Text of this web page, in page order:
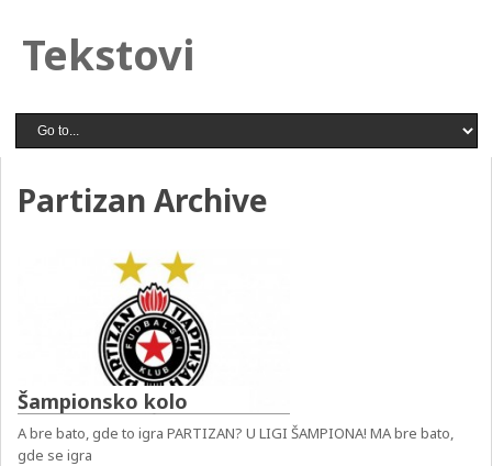
Tekstovi
Partizan Archive
Šampionsko kolo
A bre bato, gde to igra PARTIZAN? U LIGI ŠAMPIONA! MA bre bato,
gde se igra